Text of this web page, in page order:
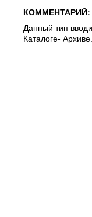
КОММЕНТАРИЙ:
Данный тип
Каталоге- Архиве.